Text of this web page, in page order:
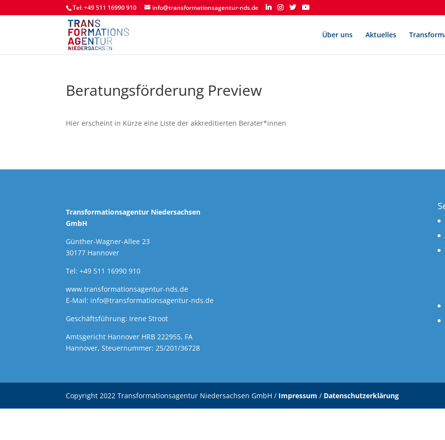
Tel: +49 511 16990 910 info@transformationsagentur-nds.de
Über uns Aktuelles
Beratungsförderung Preview
Hier erscheint in Kürze eine Liste der akkreditierten Berater*innen
Transformationsagentur Niedersachsen
GmbH
Günther-Wagner-Allee 23
30177 Hannover
Tel: +49 511 16990 910
www.transformationsagentur-nds.de
E-Mail: info@transformationsagentur-nds.de
Geschäftsführung: Irene Stroot
Amtsgericht Hannover HRB 222955, FA
Hannover, Steuernummer: 25/201/36728
Copyright 2022 Transformationsagentur Niedersachsen GmbH / Impressum / Datenschutzerklärung